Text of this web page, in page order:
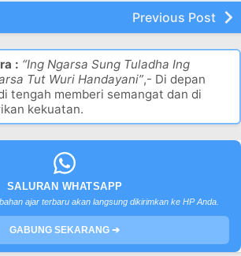
Previous Post
: “Ing Ngarsa Sung Tuladha Ing
Tut Wuri Handayani”,- Di depan
tengah memberi semangat dan di
kekuatan.
SALURAN WHATSAPP
ajar terbaru akan langsung dikirimkan ke HP Anda.
GABUNG SEKARANG ➔